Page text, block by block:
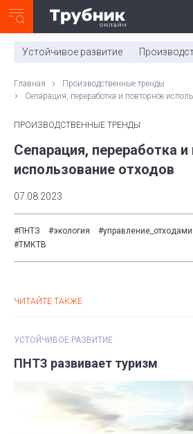
0:00/ 11:03
Устойчивое развитие
Главная
Производственные тренды
Сепарация, переработка и повторное
ПРОИЗВОДСТВЕННЫЕ ТРЕНДЫ
Сепарация, переработка
использование отходов
07.08.2023
#ПНТЗ #экология #управление_отходами
#ТМКТВ
ЧИТАЙТЕ ТАКЖЕ
УСТОЙЧИВОЕ РАЗВИТИЕ
ПНТЗ развивает туризм